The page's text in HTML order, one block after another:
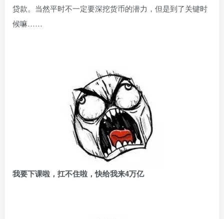
贷款。当然平时不一定要深挖货币的潜力，但是到了关键时
候嘛……
我要下课啦，扛不住啦，快给我来4万亿